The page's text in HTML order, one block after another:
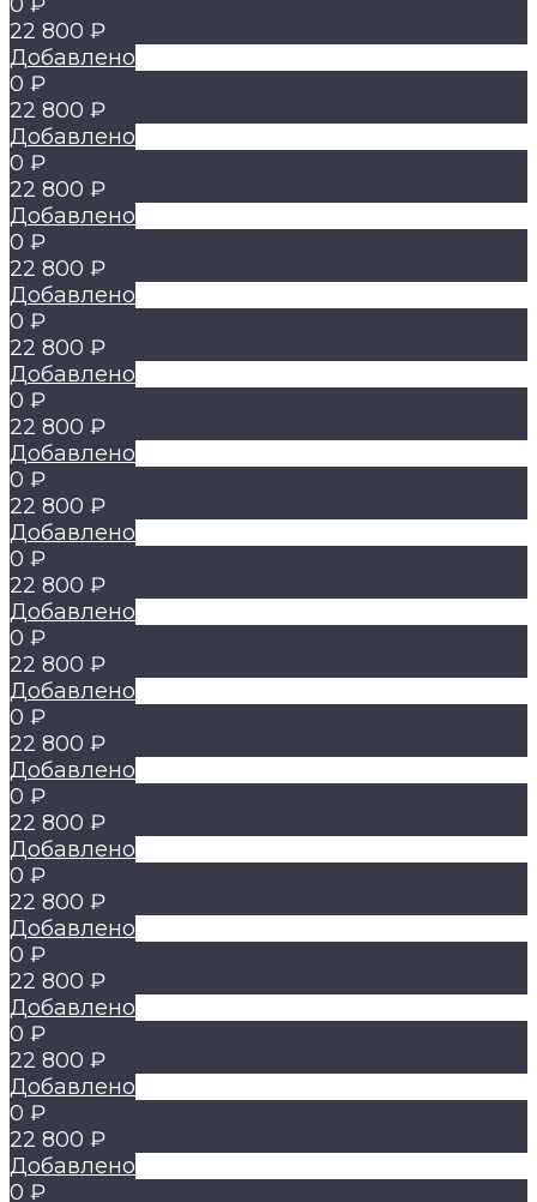
22 800 ₽
Добавлено
0 ₽
22 800 ₽
Добавлено
0 ₽
22 800 ₽
Добавлено
0 ₽
22 800 ₽
Добавлено
0 ₽
22 800 ₽
Добавлено
0 ₽
22 800 ₽
Добавлено
0 ₽
22 800 ₽
Добавлено
0 ₽
22 800 ₽
Добавлено
0 ₽
22 800 ₽
Добавлено
0 ₽
22 800 ₽
Добавлено
0 ₽
22 800 ₽
Добавлено
0 ₽
22 800 ₽
Добавлено
0 ₽
22 800 ₽
Добавлено
0 ₽
22 800 ₽
Добавлено
0 ₽
22 800 ₽
Добавлено
0 ₽